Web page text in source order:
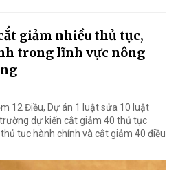
giảm nhiều thủ tục,
trong lĩnh vực nông
12 Điều, Dự án 1 luật sửa 10 luật
dự kiến cắt giảm 40 thủ tục
tục hành chính và cắt giảm 40 điều